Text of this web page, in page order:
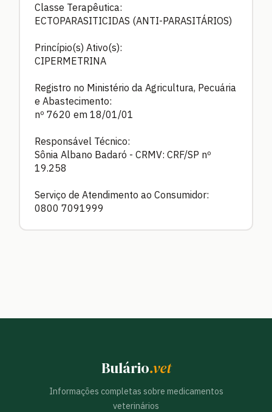
Classe Terapêutica:
ECTOPARASITICIDAS (ANTI-PARASITÁRIOS)
Princípio(s) Ativo(s):
CIPERMETRINA
Registro no Ministério da Agricultura, Pecuária
e Abastecimento:
nº 7620 em 18/01/01
Responsável Técnico:
Sônia Albano Badaró - CRMV: CRF/SP nº
19.258
Serviço de Atendimento ao Consumidor:
0800 7091999
Bulário.vet
Informações completas sobre medicamentos
veterinários